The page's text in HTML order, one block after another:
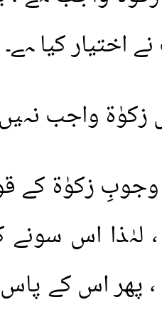
اختیار کیا ہے۔
واجب
وجوبِ زکوٰۃ کے
لہٰذا اس
پھر اس کے
ہے؟
حکم